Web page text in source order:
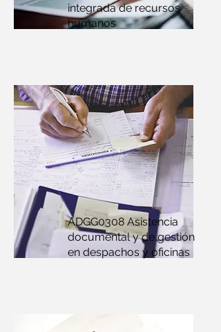
integrada de recursos
humanos
ADGG0308 Asistencia
documental y de gestión
en despachos y oficinas